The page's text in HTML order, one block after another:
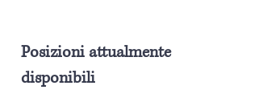
Posizioni attualmente
disponibili